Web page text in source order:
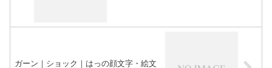
ガーン｜ショック｜はっの顔文字・絵文